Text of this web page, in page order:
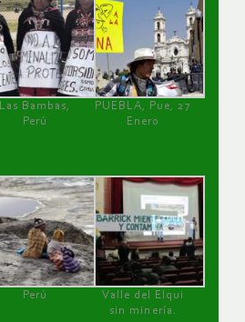
Las Bambas,
Perú
PUEBLA, Pue, 27
Enero
Perú
Valle del Elqui
sin minería.